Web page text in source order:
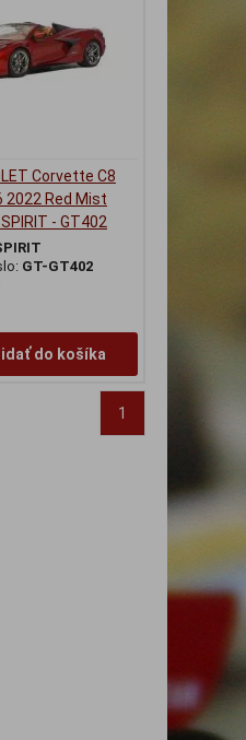
Corvette C8
2022 Red Mist
- GT402
GT-GT402
do košíka
1